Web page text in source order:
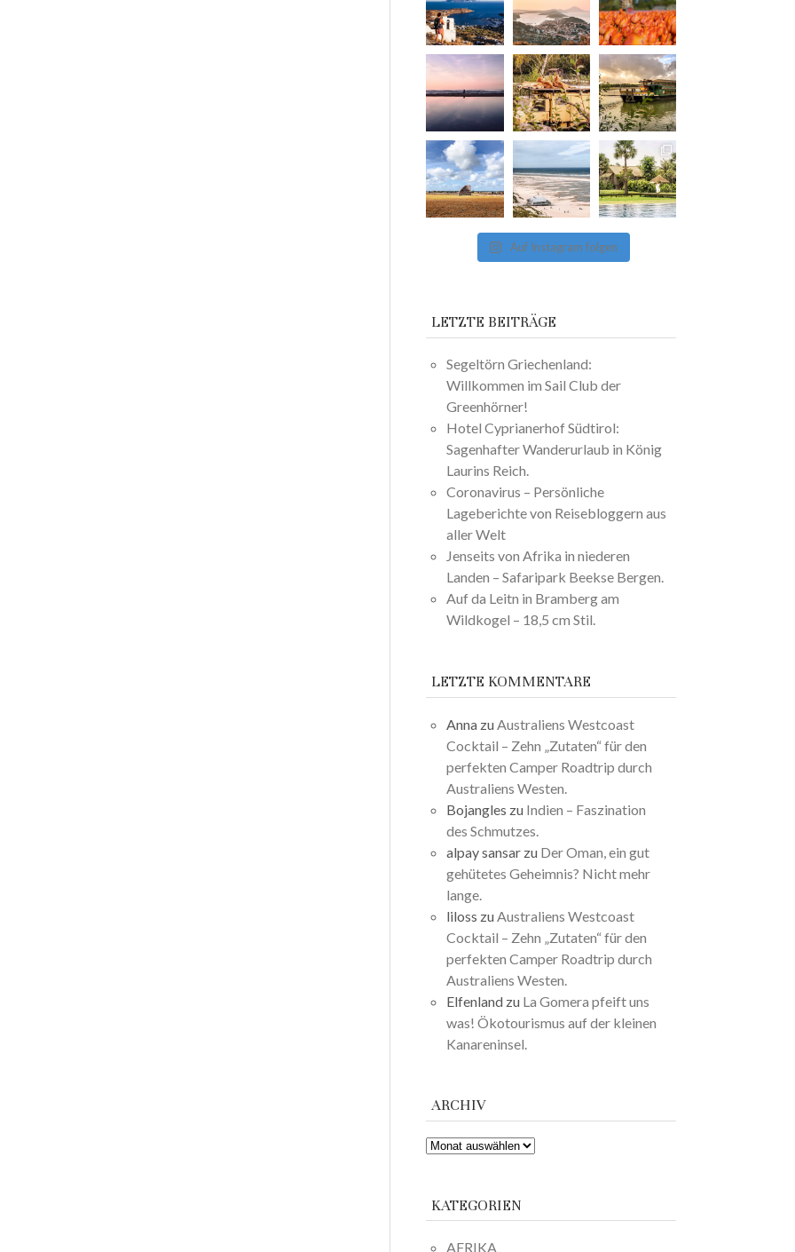
Auf Instagram folgen
LETZTE BEITRÄGE
Segeltörn Griechenland:
Willkommen im Sail Club der
Greenhörner!
Hotel Cyprianerhof Südtirol:
Sagenhafter Wanderurlaub in König
Laurins Reich.
Coronavirus – Persönliche
Lageberichte von Reisebloggern aus
aller Welt
Jenseits von Afrika in niederen
Landen – Safaripark Beekse Bergen.
Auf da Leitn in Bramberg am
Wildkogel – 18,5 cm Stil.
LETZTE KOMMENTARE
Anna zu Australiens Westcoast
Cocktail – Zehn „Zutaten“ für den
perfekten Camper Roadtrip durch
Australiens Westen.
Bojangles zu Indien – Faszination
des Schmutzes.
alpay sansar zu Der Oman, ein gut
gehütetes Geheimnis? Nicht mehr
lange.
liloss zu Australiens Westcoast
Cocktail – Zehn „Zutaten“ für den
perfekten Camper Roadtrip durch
Australiens Westen.
Elfenland zu La Gomera pfeift uns
was! Ökotourismus auf der kleinen
Kanareninsel.
ARCHIV
ARCHIV
KATEGORIEN
AFRIKA